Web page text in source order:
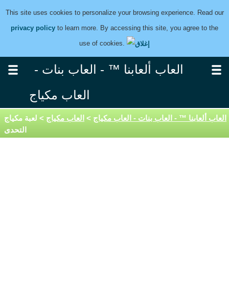
This site uses cookies to personalize your browsing experience. Read our
privacy policy to learn more. By accessing this site, you agree to the
use of cookies.
العاب ألعابنا ™ - العاب بنات -
العاب مكياج
العاب ألعابنا ™ - العاب بنات - العاب مكياج > العاب مكياج > لعبة مكياج
التحدى